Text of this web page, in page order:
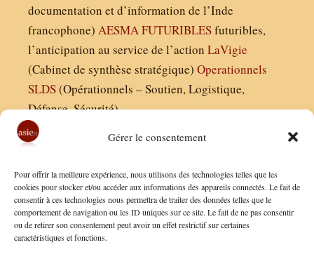
Gérer le consentement
Pour offrir la meilleure expérience, nous utilisons des technologies telles que les
cookies pour stocker et/ou accéder aux informations des appareils connectés. Le fait de
consentir à ces technologies nous permettra de traiter des données telles que le
comportement de navigation ou les ID uniques sur ce site. Le fait de ne pas consentir
ou de retirer son consentement peut avoir un effet restrictif sur certaines
caractéristiques et fonctions.
documentation et d’information de l’Inde
francophone) AESMAFUTURIBLESfuturibles,
l’anticipation au service de l’action LaVigie
(Cabinet de synthèse stratégique) Operationnels
SLDS(Opérationnels – Soutien, Logistique,
Défense, Sécurité)
Finaldées EURL
Siège social : 13 avenue Boudon, 75016, Paris
Nous contacter